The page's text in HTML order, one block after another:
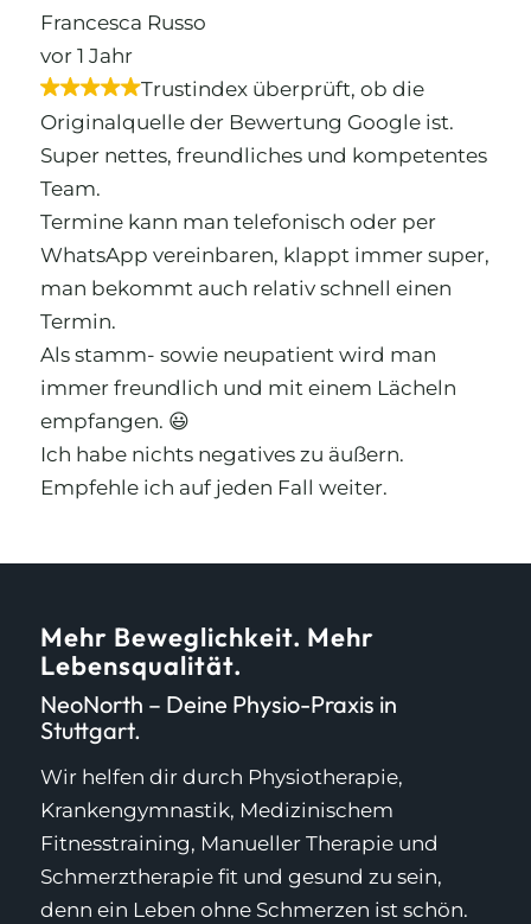
Francesca Russo
vor 1 Jahr
Trustindex überprüft, ob die
Originalquelle der Bewertung Google ist.
Super nettes, freundliches und kompetentes
Team.
Termine kann man telefonisch oder per
WhatsApp vereinbaren, klappt immer super,
man bekommt auch relativ schnell einen
Termin.
Als stamm- sowie neupatient wird man
immer freundlich und mit einem Lächeln
empfangen. 😃
Ich habe nichts negatives zu äußern.
Empfehle ich auf jeden Fall weiter.
Mehr Beweglichkeit. Mehr
Lebensqualität.
NeoNorth – Deine Physio-Praxis in
Stuttgart.
Wir helfen dir durch Physiotherapie,
Krankengymnastik, Medizinischem
Fitnesstraining, Manueller Therapie und
Schmerztherapie fit und gesund zu sein,
denn ein Leben ohne Schmerzen ist schön.